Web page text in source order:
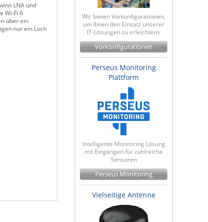
LNA und
Wi-Fi 6
über ein
nur ein Loch
Wir bieten Vorkonfigurationen,
um Ihnen den Einsatz unserer
IT-Lösungen zu erleichtern.
Vorkonfigurationen
Perseus Monitoring
Plattform
Intelligente Monitoring Lösung
mit Eingängen für zahlreiche
Sensoren
Perseus Monitoring
Vielseitige Antenne